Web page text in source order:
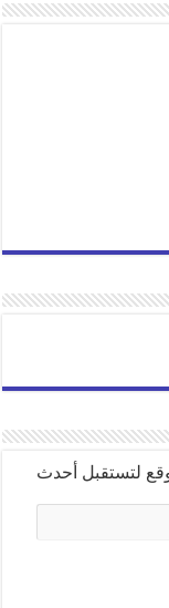
لتستقبل أحدث